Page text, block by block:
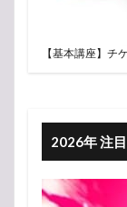
【基本講座】チ
2026年 注